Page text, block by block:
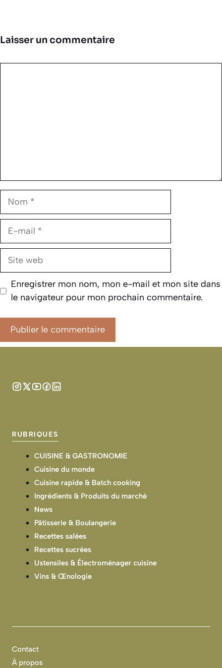
Laisser un commentaire
Nom
E-
Site
Enregistrer mon nom, mon e-mail et mon site dans
le navigateur pour mon prochain commentaire.
RUBRIQUES
CUISINE & GASTRONOMIE
Cuisine du monde
Cuisine rapide & Batch cooking
Ingrédients & Produits du marché
News
Pâtisserie & Boulangerie
Recettes salées
Recettes sucrées
Ustensiles & Électroménager cuisine
Vins & Œnologie
Contact
À propos